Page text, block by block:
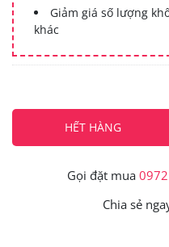
Giảm giá số lượng
khác
HẾT HÀNG
Gọi đặt mua
Chia sẻ